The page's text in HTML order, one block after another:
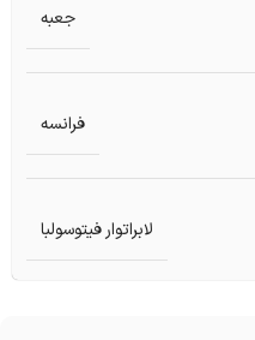
جعبه
فرانسه
لابراتوار فیتوسولبا